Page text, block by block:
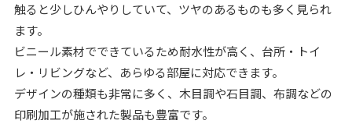
触ると少しひんやりしていて、ツヤのあるものも多く見られ
ます。
ビニール素材でできているため耐水性が高く、台所・トイ
レ・リビングなど、あらゆる部屋に対応できます。
デザインの種類も非常に多く、木目調や石目調、布調などの
印刷加工が施された製品も豊富です。